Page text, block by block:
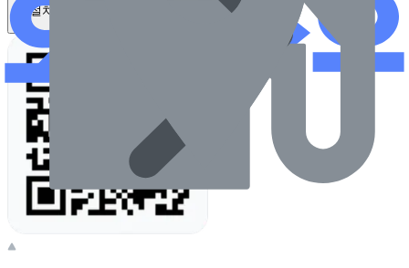
앱 설치하기